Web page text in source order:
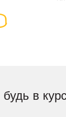
будь в